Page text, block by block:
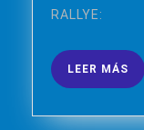
RALLYE:
LEER MÁS